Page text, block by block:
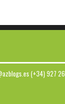
(+34) 927 26